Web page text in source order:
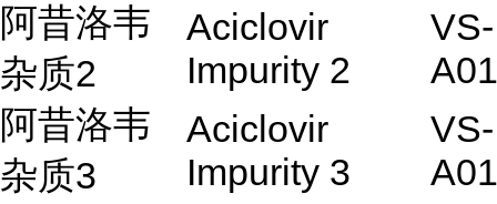
阿昔洛韦
杂质2
Aciclovir
Impurity 2
VS-
阿昔洛韦
杂质3
Aciclovir
Impurity 3
VS-